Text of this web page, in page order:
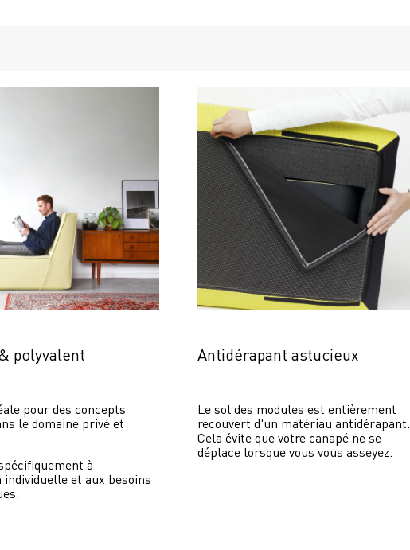
polyvalent
pour des concepts
le domaine privé et
à
et aux besoins
Antidérapant astucieux
Le sol des modules est entièrement
recouvert d'un matériau antidérapant.
Cela évite que votre canapé ne se
déplace lorsque vous vous asseyez.